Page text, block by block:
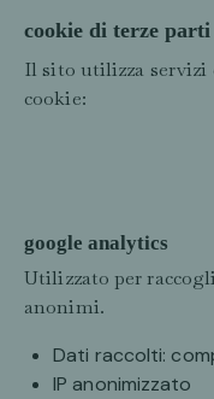
cookie di terze parti
Il sito utilizza servizi
cookie:
google analytics
Utilizzato per
anonimi.
Dati raccolti:
IP anonimizzato